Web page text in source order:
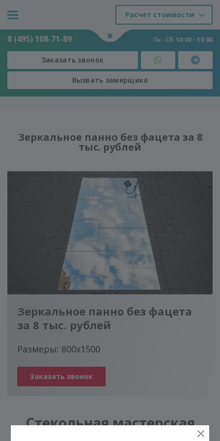
Расчет стоимости
8 (495) 108-71-89 Пн - Сб 10:00 - 19:00
Заказать звонок
Вызвать замерщика
Двери - Зеркальное панно без фацета
Зеркальное панно без фацета за 8
тыс. рублей
Зеркальное панно без фацета
за 8 тыс. рублей
Размеры: 800x1500
Заказать звонок
Стекольная мастерская
ГЕНЕРАТОР ДУШЕВЫХ КАБИН
КОНСТРУКЦИЯ